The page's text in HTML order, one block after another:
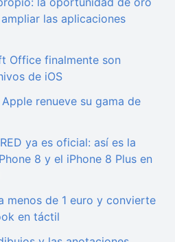
las aplicaciones
Office finalmente son
de iOS
renueve su gama de
ya es oficial: así es la
8 y el iPhone 8 Plus en
menos de 1 euro y convierte
en táctil